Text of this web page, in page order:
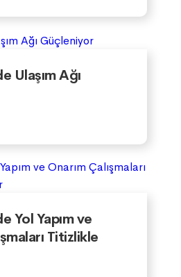
Ulaşım Ağı
Yol Yapım ve
Titizlikle